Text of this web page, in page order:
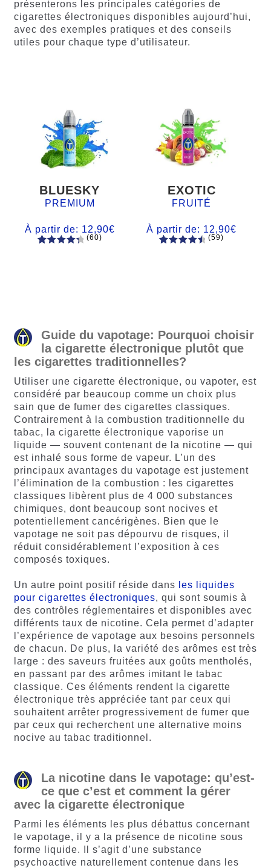
présenterons les principales catégories de
cigarettes électroniques disponibles aujourd’hui,
avec des exemples pratiques et des conseils
utiles pour chaque type d’utilisateur.
BLUESKY
PREMIUM
À partir de: 12,90€
(60)
EXOTIC
FRUITÉ
À partir de: 12,90€
(59)
Guide du vapotage: Pourquoi choisir
la cigarette électronique plutôt que
les cigarettes traditionnelles?
Utiliser une cigarette électronique, ou vapoter, est
considéré par beaucoup comme un choix plus
sain que de fumer des cigarettes classiques.
Contrairement à la combustion traditionnelle du
tabac, la cigarette électronique vaporise un
liquide — souvent contenant de la nicotine — qui
est inhalé sous forme de vapeur. L’un des
principaux avantages du vapotage est justement
l’élimination de la combustion : les cigarettes
classiques libèrent plus de 4 000 substances
chimiques, dont beaucoup sont nocives et
potentiellement cancérigènes. Bien que le
vapotage ne soit pas dépourvu de risques, il
réduit considérablement l’exposition à ces
composés toxiques.
Un autre point positif réside dans
les liquides
pour cigarettes électroniques, qui sont soumis à
des contrôles réglementaires et disponibles avec
différents taux de nicotine. Cela permet d’adapter
l’expérience de vapotage aux besoins personnels
de chacun. De plus, la variété des arômes est très
large : des saveurs fruitées aux goûts mentholés,
en passant par des arômes imitant le tabac
classique. Ces éléments rendent la cigarette
électronique très appréciée tant par ceux qui
souhaitent arrêter progressivement de fumer que
par ceux qui recherchent une alternative moins
nocive au tabac traditionnel.
La nicotine dans le vapotage: qu’est-
ce que c’est et comment la gérer
avec la cigarette électronique
Parmi les éléments les plus débattus concernant
le vapotage, il y a la présence de nicotine sous
forme liquide. Il s’agit d’une substance
psychoactive naturellement contenue dans les